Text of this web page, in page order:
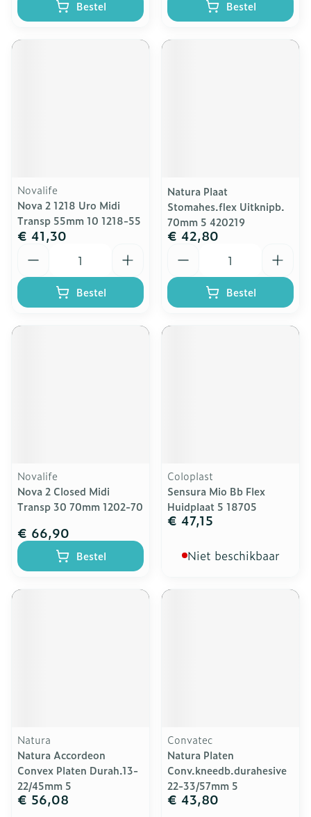
Bestel Bestel
Novalife
Nova 2 1218 Uro Midi
Transp 55mm 10 1218-55
€ 41,30
Bestel
Natura Plaat
Stomahes.flex Uitknipb.
70mm 5 420219
€ 42,80
Bestel
Novalife
Nova 2 Closed Midi
Transp 30 70mm 1202-70
€ 66,90
Bestel
Coloplast
Sensura Mio Bb Flex
Huidplaat 5 18705
€ 47,15
Niet beschikbaar
Natura
Natura Accordeon
Convex Platen Durah.13-
22/45mm 5
€ 56,08
Convatec
Natura Platen
Conv.kneedb.durahesive
22-33/57mm 5
€ 43,80